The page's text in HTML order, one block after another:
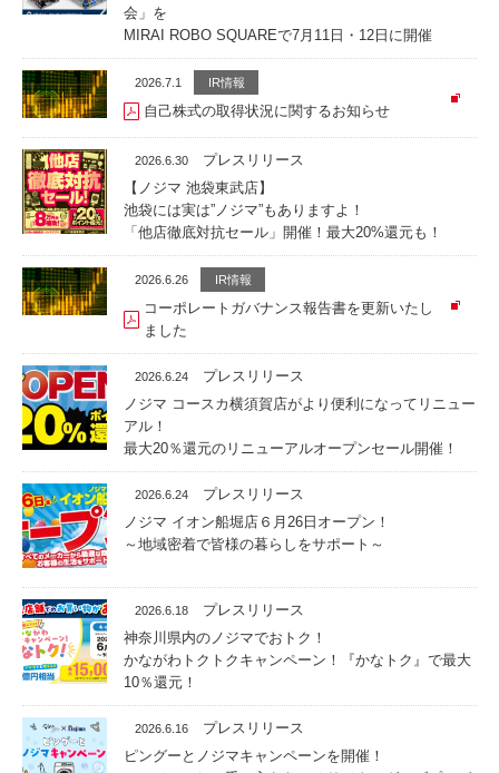
会」を
MIRAI ROBO SQUAREで7月11日・12日に開催
2026.7.1 IR情報
自己株式の取得状況に関するお知らせ
2026.6.30
プレスリリース
【ノジマ 池袋東武店】
池袋には実は”ノジマ”もありますよ！
「他店徹底対抗セール」開催！最大20%還元も！
2026.6.26 IR情報
コーポレートガバナンス報告書を更新いたし
ました
2026.6.24
プレスリリース
ノジマ コースカ横須賀店がより便利になってリニュー
アル！
最大20％還元のリニューアルオープンセール開催！
2026.6.24
プレスリリース
ノジマ イオン船堀店６月26日オープン！
～地域密着で皆様の暮らしをサポート～
2026.6.18
プレスリリース
神奈川県内のノジマでおトク！
かながわトクトクキャンペーン！『かなトク』で最大
10％還元！
2026.6.16
プレスリリース
ピングーとノジマキャンペーンを開催！